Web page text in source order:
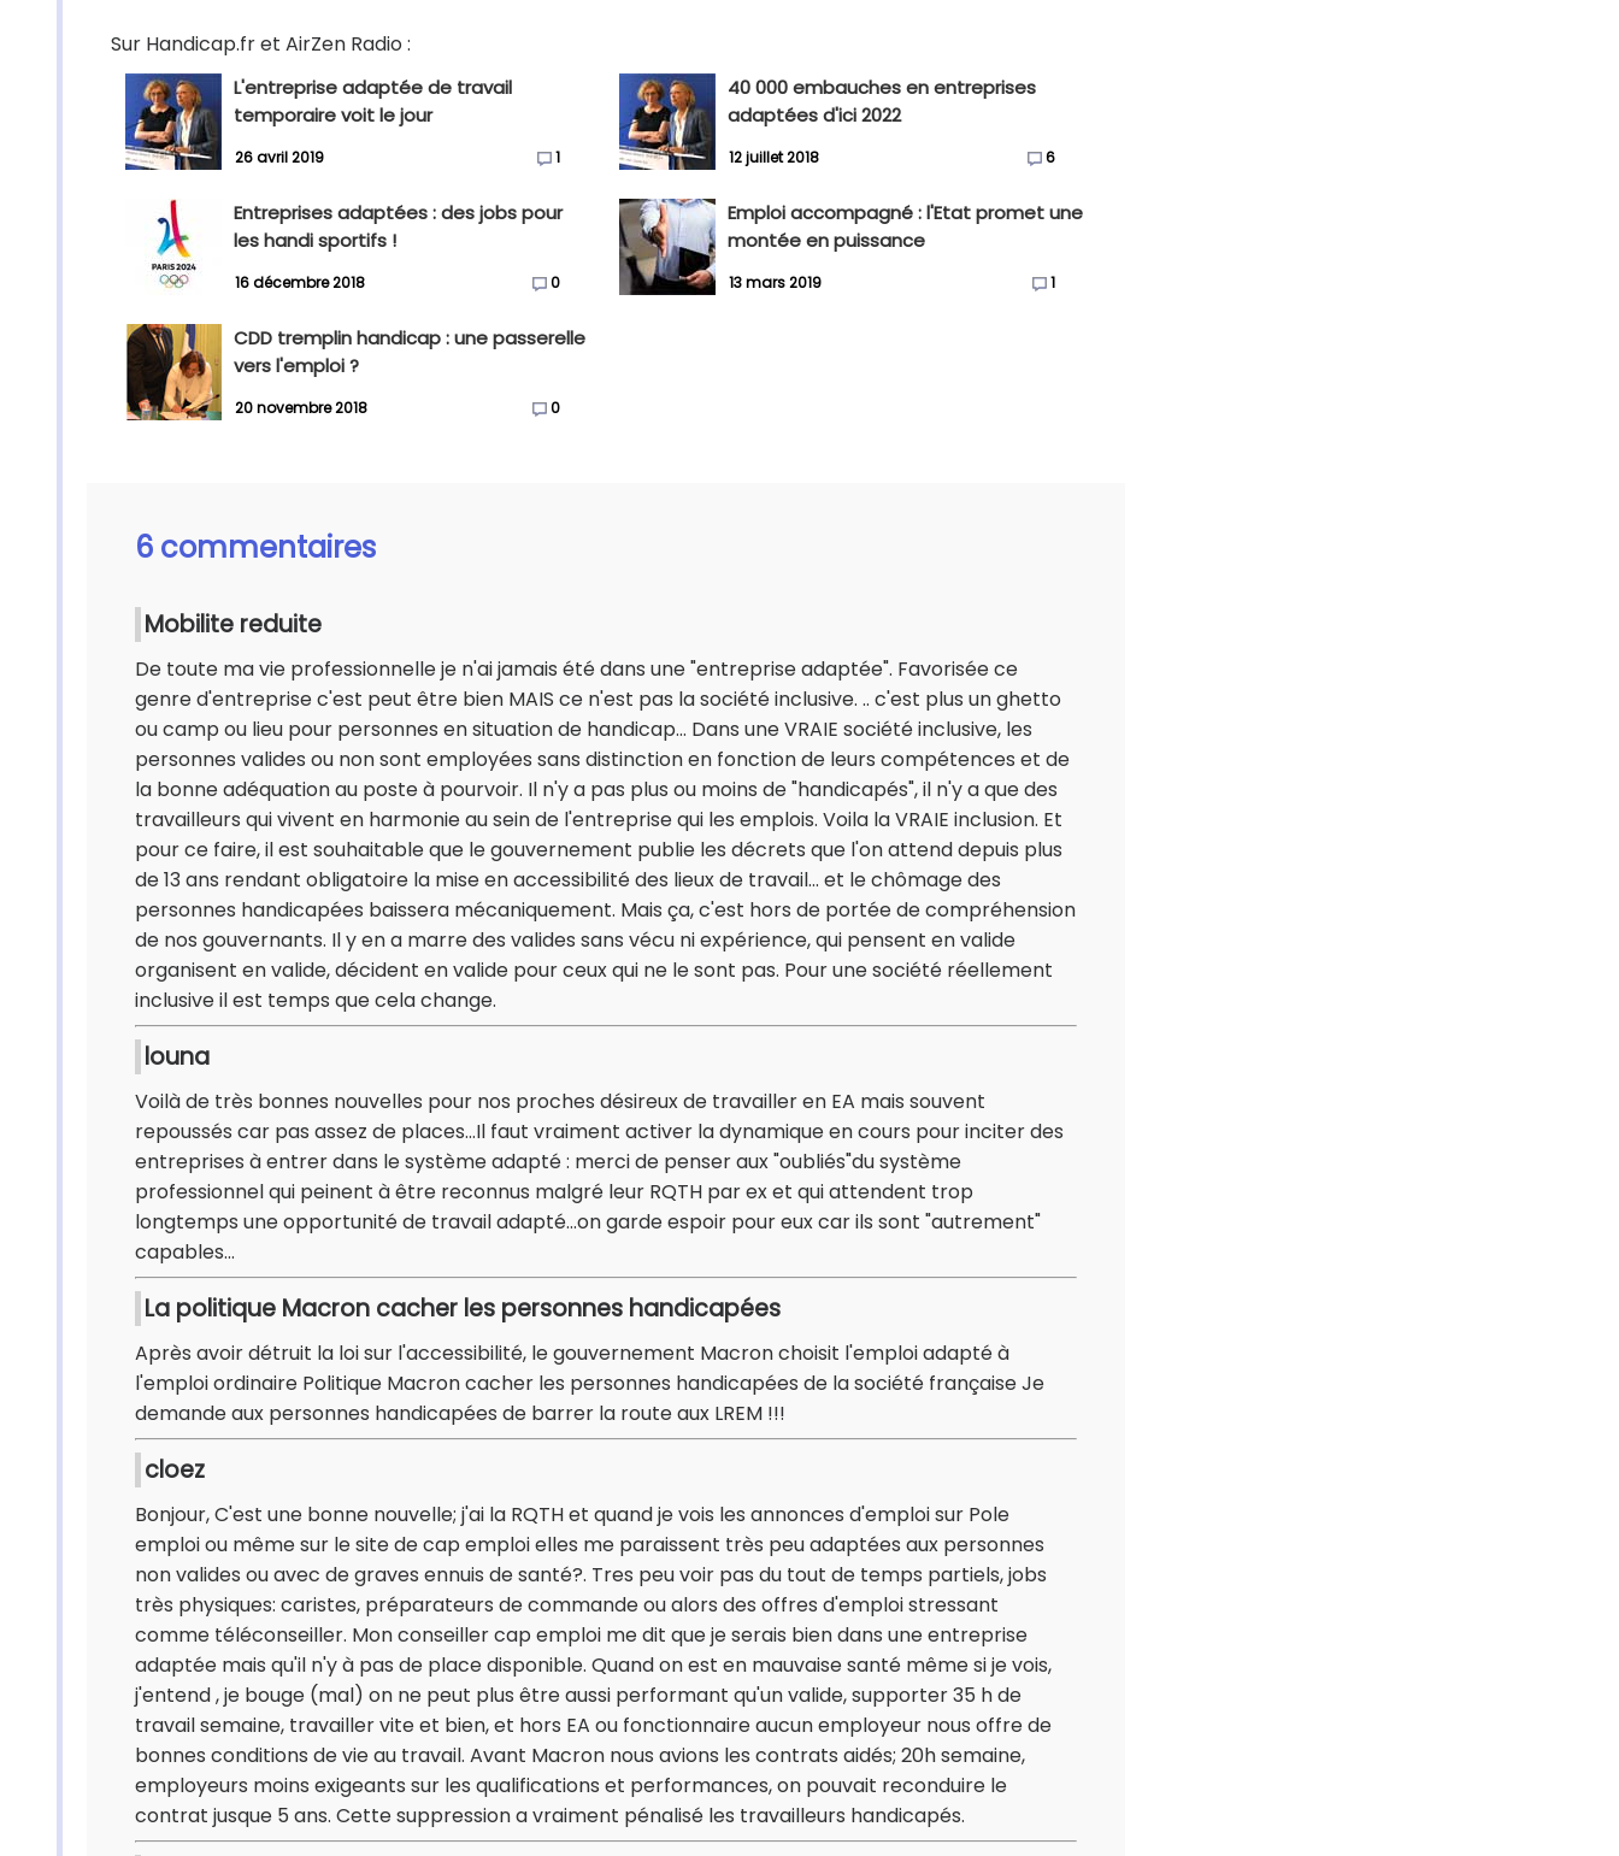
Sur Handicap.fr et AirZen Radio :
L'entreprise adaptée de travail
temporaire voit le jour
26 avril 2019 1
40 000 embauches en entreprises
adaptées d'ici 2022
12 juillet 2018 6
Entreprises adaptées : des jobs pour
les handi sportifs !
16 décembre 2018 0
Emploi accompagné : l'Etat promet une
montée en puissance
13 mars 2019 1
CDD tremplin handicap : une passerelle
vers l'emploi ?
20 novembre 2018 0
6 commentaires
Mobilite reduite
De toute ma vie professionnelle je n'ai jamais été dans une "entreprise adaptée". Favorisée ce
genre d'entreprise c'est peut être bien MAIS ce n'est pas la société inclusive. .. c'est plus un ghetto
ou camp ou lieu pour personnes en situation de handicap... Dans une VRAIE société inclusive, les
personnes valides ou non sont employées sans distinction en fonction de leurs compétences et de
la bonne adéquation au poste à pourvoir. Il n'y a pas plus ou moins de "handicapés", il n'y a que des
travailleurs qui vivent en harmonie au sein de l'entreprise qui les emplois. Voila la VRAIE inclusion. Et
pour ce faire, il est souhaitable que le gouvernement publie les décrets que l'on attend depuis plus
de 13 ans rendant obligatoire la mise en accessibilité des lieux de travail... et le chômage des
personnes handicapées baissera mécaniquement. Mais ça, c'est hors de portée de compréhension
de nos gouvernants. Il y en a marre des valides sans vécu ni expérience, qui pensent en valide
organisent en valide, décident en valide pour ceux qui ne le sont pas. Pour une société réellement
inclusive il est temps que cela change.
louna
Voilà de très bonnes nouvelles pour nos proches désireux de travailler en EA mais souvent
repoussés car pas assez de places...Il faut vraiment activer la dynamique en cours pour inciter des
entreprises à entrer dans le système adapté : merci de penser aux "oubliés"du système
professionnel qui peinent à être reconnus malgré leur RQTH par ex et qui attendent trop
longtemps une opportunité de travail adapté...on garde espoir pour eux car ils sont "autrement"
capables...
La politique Macron cacher les personnes handicapées
Après avoir détruit la loi sur l'accessibilité, le gouvernement Macron choisit l'emploi adapté à
l'emploi ordinaire Politique Macron cacher les personnes handicapées de la société française Je
demande aux personnes handicapées de barrer la route aux LREM !!!
cloez
Bonjour, C'est une bonne nouvelle; j'ai la RQTH et quand je vois les annonces d'emploi sur Pole
emploi ou même sur le site de cap emploi elles me paraissent très peu adaptées aux personnes
non valides ou avec de graves ennuis de santé?. Tres peu voir pas du tout de temps partiels, jobs
très physiques: caristes, préparateurs de commande ou alors des offres d'emploi stressant
comme téléconseiller. Mon conseiller cap emploi me dit que je serais bien dans une entreprise
adaptée mais qu'il n'y à pas de place disponible. Quand on est en mauvaise santé même si je vois,
j'entend , je bouge (mal) on ne peut plus être aussi performant qu'un valide, supporter 35 h de
travail semaine, travailler vite et bien, et hors EA ou fonctionnaire aucun employeur nous offre de
bonnes conditions de vie au travail. Avant Macron nous avions les contrats aidés; 20h semaine,
employeurs moins exigeants sur les qualifications et performances, on pouvait reconduire le
contrat jusque 5 ans. Cette suppression a vraiment pénalisé les travailleurs handicapés.